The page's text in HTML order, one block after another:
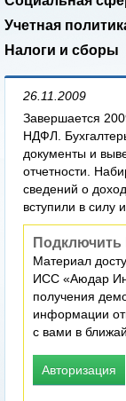
Учетная
Налоги и сборы
26.11.2009
Завершается
НДФЛ.
документы и
отчетности.
сведений о
вступили в силу
Материал
ИСС «Аюдар
получения
информации
с вами в
Авторизация